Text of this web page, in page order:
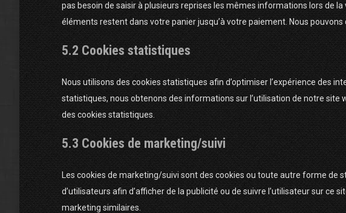
pas besoin de saisir à plusieurs reprises les mêmes informations lors de
éléments restent dans votre panier jusqu’à votre paiement. Nous
5.2 Cookies statistiques
Nous utilisons des cookies statistiques afin d’optimiser l’expérience des
statistiques, nous obtenons des informations sur l’utilisation de notre site
des cookies statistiques.
5.3 Cookies de marketing/suivi
Les cookies de marketing/suivi sont des cookies ou toute autre forme de
d’utilisateurs afin d’afficher de la publicité ou de suivre l’utilisateur sur ce
marketing similaires.